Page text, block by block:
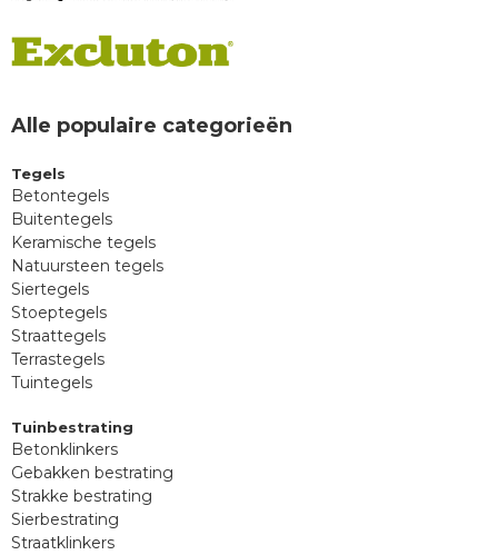
Alle populaire categorieën
Tegels
Betontegels
Buitentegels
Keramische tegels
Natuursteen tegels
Siertegels
Stoeptegels
Straattegels
Terrastegels
Tuintegels
Tuinbestrating
Betonklinkers
Gebakken bestrating
Strakke bestrating
Sierbestrating
Straatklinkers